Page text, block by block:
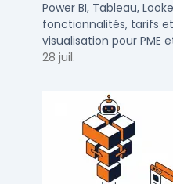
Studio, Tableau
autres
Power BI, Tableau,
fonctionnalités, tarifs
visualisation pour PME
selon votre SI et vos cas
28 juil.